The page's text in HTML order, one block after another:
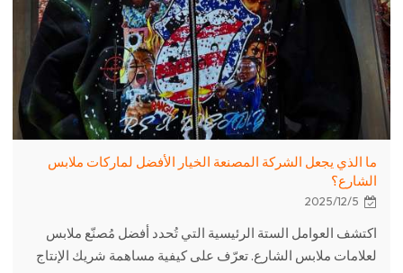
ما الذي يجعل الشركة المصنعة الخيار الأفضل لماركات ملابس
الشارع؟
2025/12/5
اكتشف العوامل الستة الرئيسية التي تُحدد أفضل مُصنّع ملابس
لعلامات ملابس الشارع. تعرّف على كيفية مساهمة شريك الإنتاج